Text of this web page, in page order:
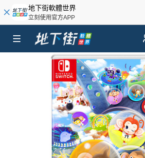
地下街軟體世界
立刻使用官方APP